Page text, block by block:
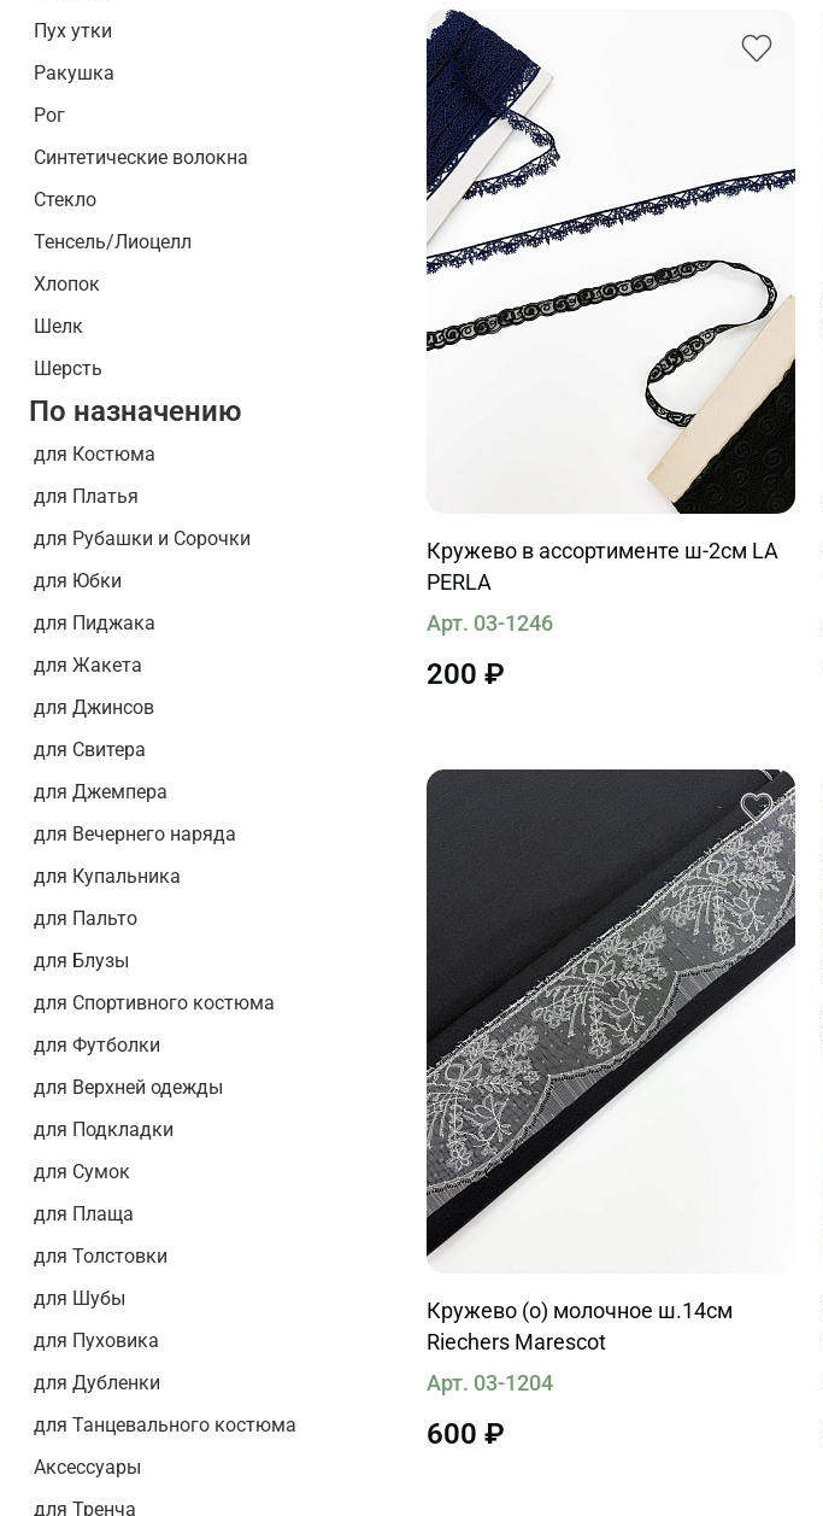
Пух утки
Ракушка
Рог
Синтетические волокна
Стекло
Тенсель/Лиоцелл
Хлопок
Шелк
Шерсть
По назначению
для Костюма
для Платья
для Рубашки и Сорочки
для Юбки
для Пиджака
для Жакета
для Джинсов
для Свитера
для Джемпера
для Вечернего наряда
для Купальника
для Пальто
для Блузы
для Спортивного костюма
для Футболки
для Верхней одежды
для Подкладки
для Сумок
для Плаща
для Толстовки
для Шубы
для Пуховика
для Дубленки
для Танцевального костюма
Аксессуары
для Тренча
Кружево в ассортименте ш-2см LA
PERLA
Арт. 03-1246
200 ₽
Кружево (о) молочное ш.14см
Riechers Marescot
Арт. 03-1204
600 ₽